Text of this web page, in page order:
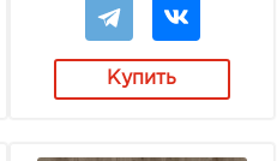
Купить